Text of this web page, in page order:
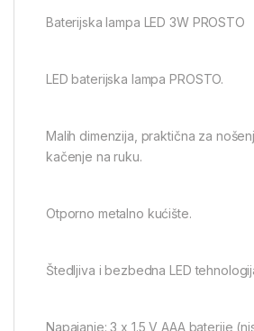
Baterijska lampa LED 3W PROSTO
LED baterijska lampa PROSTO.
Malih dimenzija, praktična za
kačenje na ruku.
Otporno metalno kućište.
Štedljiva i bezbedna LED
Napajanje: 3 x 1.5 V AAA baterije